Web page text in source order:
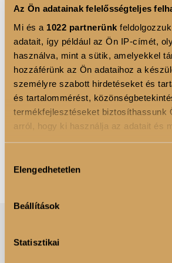
Az Ön adatainak felelősségteljes
Mi és a 1022 partnerünk
adatait, így például az Ön IP-címét,
használva, mint a sütik, amelyekkel
hozzáférünk az Ön adataihoz a
személyre szabott hirdetéseket és
és tartalommérést,
termékfejlesztéseket biztosíthassunk
arról, hogy ki használja az adatait és
Információgyűjtés az Ön földrajzi
Az Ön készülékén
tulajdonságainak (ujjlenyomat)
módjairól és adja meg preferenciáit a
kiválasztása
Elengedhetetlen
Beállítások
Statisztikai
BEAUTY COLLAGEN COMPLEX
mg ÍZLETES KOLLAGÉN
g - Mangó-maracuja ízű
9 990 Ft
Kiemelkedően magas, 11.000 mg
tartalmazó formula. Kirobbanóan Mangó &
Marcuja ízben. Tudatos választás
akik belülről szeretnék ...Tovább